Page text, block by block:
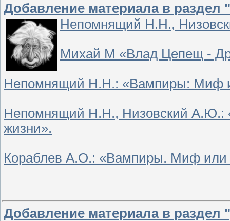
Добавление материала в раздел
Непомнящий Н.Н.,
Михай М «Влад Цепещ -
Непомнящий Н.Н.: «Вампиры: Миф
Непомнящий Н.Н., Низовский А.Ю.:
жизни».
Кораблев А.О.: «Вампиры. Миф или
Добавление материала в раздел